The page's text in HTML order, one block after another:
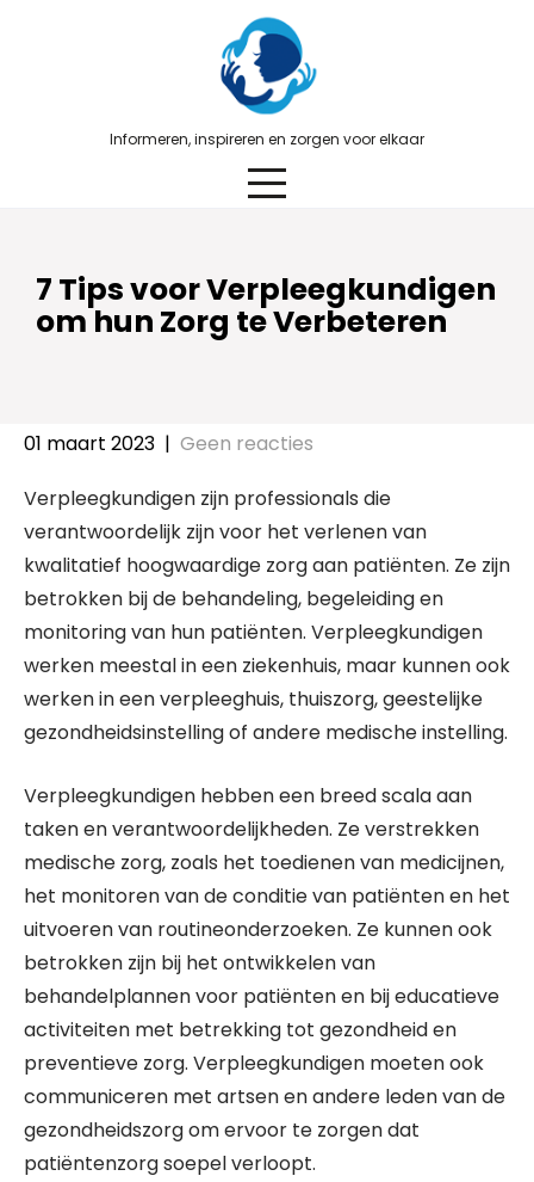
Informeren, inspireren en zorgen voor elkaar
7 Tips voor Verpleegkundigen
om hun Zorg te Verbeteren
01 maart 2023 | Geen reacties
Verpleegkundigen zijn professionals die
verantwoordelijk zijn voor het verlenen van
kwalitatief hoogwaardige zorg aan patiënten. Ze zijn
betrokken bij de behandeling, begeleiding en
monitoring van hun patiënten. Verpleegkundigen
werken meestal in een ziekenhuis, maar kunnen ook
werken in een verpleeghuis, thuiszorg, geestelijke
gezondheidsinstelling of andere medische instelling.
Verpleegkundigen hebben een breed scala aan
taken en verantwoordelijkheden. Ze verstrekken
medische zorg, zoals het toedienen van medicijnen,
het monitoren van de conditie van patiënten en het
uitvoeren van routineonderzoeken. Ze kunnen ook
betrokken zijn bij het ontwikkelen van
behandelplannen voor patiënten en bij educatieve
activiteiten met betrekking tot gezondheid en
preventieve zorg. Verpleegkundigen moeten ook
communiceren met artsen en andere leden van de
gezondheidszorg om ervoor te zorgen dat
patiëntenzorg soepel verloopt.